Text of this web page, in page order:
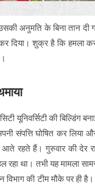
अनुमति के बिना तान
दिया। शुक्र है कि हमला
की बिल्डिंग
घोषित कर लिया और
रहते हैं। गुरुवार की देर
रहा था। तभी यह मामला
विभाग की टीम मौके पर ही